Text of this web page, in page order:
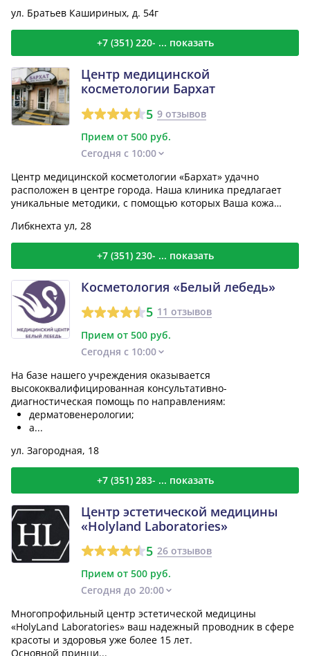
ул. Братьев Кашириных, д. 54г
+7 (351) 220- ... показать
Центр медицинской
косметологии Бархат
5 9 отзывов
Прием от 500 руб.
Сегодня с 10:00
Центр медицинской косметологии «Бархат» удачно
расположен в центре города. Наша клиника предлагает
уникальные методики, с помощью которых Ваша кожа
Либкнехта ул, 28
+7 (351) 230- ... показать
Косметология «Белый лебедь»
5 11 отзывов
Прием от 500 руб.
Сегодня с 10:00
На базе нашего учреждения оказывается
высококвалифицированная консультативно-
диагностическая помощь по направлениям:
дерматовенерологии;
а...
ул. Загородная, 18
+7 (351) 283- ... показать
Центр эстетической медицины
«Holyland Laboratories»
5 26 отзывов
Прием от 500 руб.
Сегодня до 20:00
Многопрофильный центр эстетической медицины
«HolyLand Laboratories» ваш надежный проводник в сфере
красоты и здоровья уже более 15 лет.
Основной принци...